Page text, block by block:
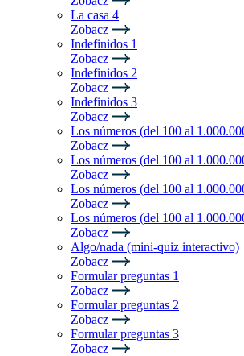
La casa 4
Zobacz
Indefinidos 1
Zobacz
Indefinidos 2
Zobacz
Indefinidos 3
Zobacz
Los números (del 100 al
Zobacz
Los números (del 100 al
Zobacz
Los números (del 100 al
Zobacz
Los números (del 100 al
Zobacz
Algo/nada (mini-quiz interactivo)
Zobacz
Formular preguntas 1
Zobacz
Formular preguntas 2
Zobacz
Formular preguntas 3
Zobacz